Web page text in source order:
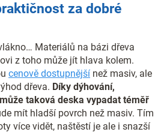
za dobré
Materiálů na bázi dřeva
z toho může jít hlava kolem.
cenově dostupnější než masiv, ale
dřeva. Díky dýhování,
taková deska vypadat téměř
mít hladší povrch než masiv. Tím
více vidět, naštěstí je ale i snazší